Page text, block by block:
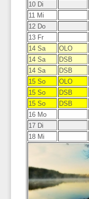
10 Di
11 Mi
12 Do
13 Fr
14 Sa
OLO
14 Sa
DSB
14 Sa
DSB
15 So
OLO
15 So
DSB
15 So
DSB
16 Mo
17 Di
18 Mi